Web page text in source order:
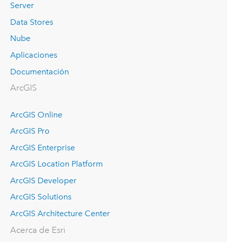
Server
Data Stores
Nube
Aplicaciones
Documentación
ArcGIS
ArcGIS Online
ArcGIS Pro
ArcGIS Enterprise
ArcGIS Location Platform
ArcGIS Developer
ArcGIS Solutions
ArcGIS Architecture Center
Acerca de Esri